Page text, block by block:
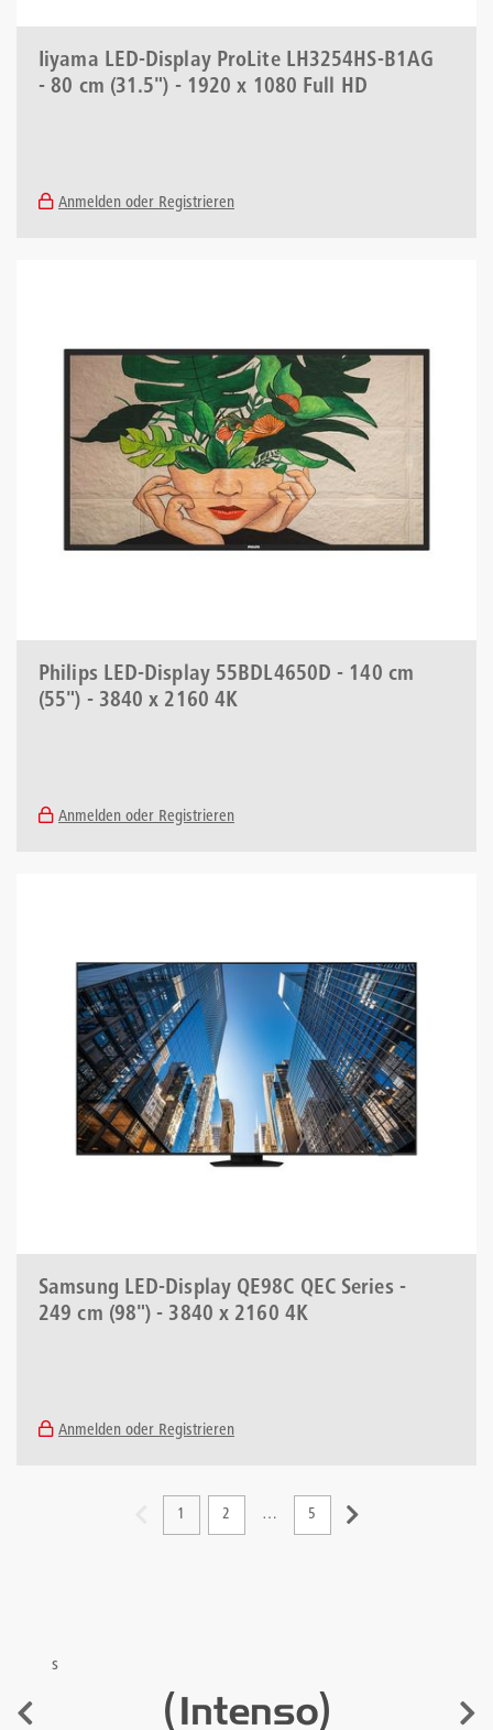
Iiyama LED-Display ProLite LH3254HS-B1AG
- 80 cm (31.5") - 1920 x 1080 Full HD
Anmelden oder Registrieren
Philips LED-Display 55BDL4650D - 140 cm
(55") - 3840 x 2160 4K
Anmelden oder Registrieren
Samsung LED-Display QE98C QEC Series -
249 cm (98") - 3840 x 2160 4K
Anmelden oder Registrieren
1 2 … 5
s